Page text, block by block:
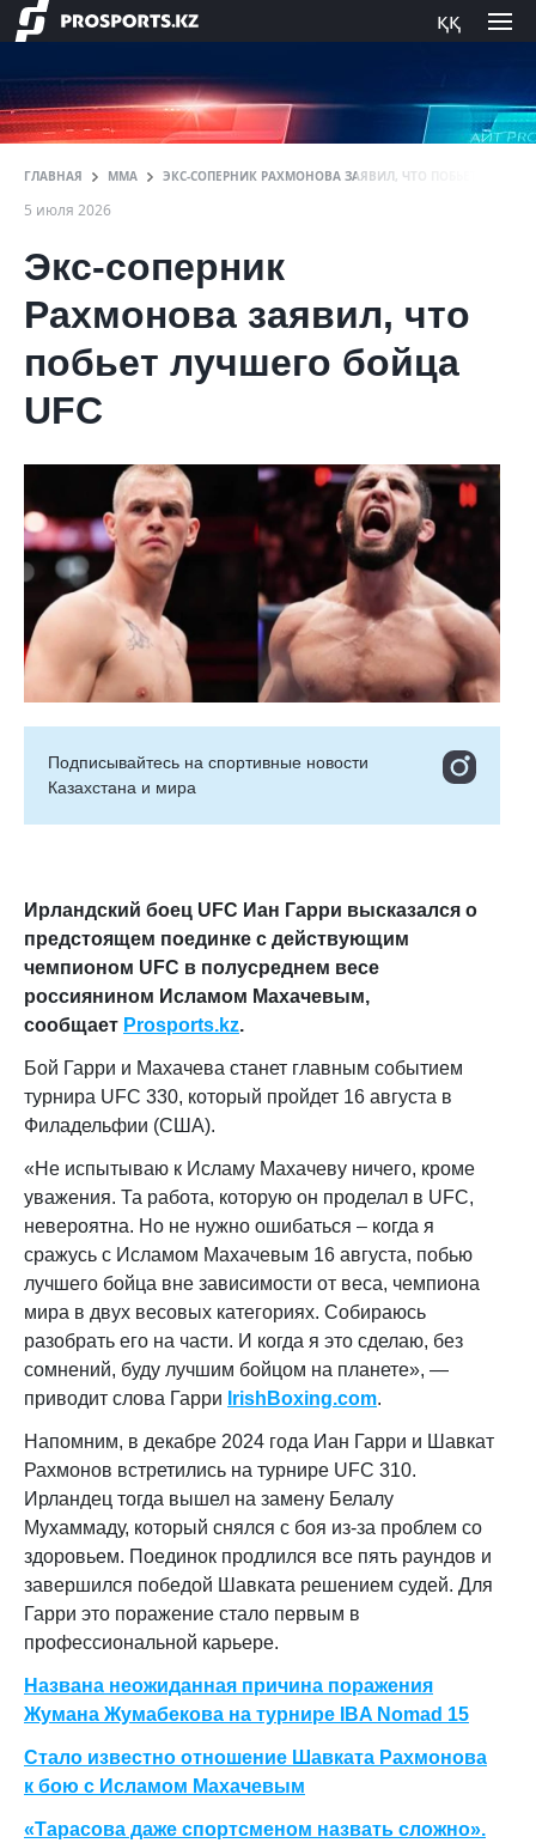
ққ
ГЛАВНАЯ ММА ЭКС-СОПЕРНИК РАХМОНОВА ЗАЯВИЛ, ЧТО ПОБЬЕТ
5 июля 2026
Экс-соперник
Рахмонова заявил, что
побьет лучшего бойца
UFC
Подписывайтесь на cпортивные новости
Казахстана и мира
Ирландский боец UFC Иан Гарри высказался о
предстоящем поединке с действующим
чемпионом UFC в полусреднем весе
россиянином Исламом Махачевым,
сообщает Prosports.kz.
Бой Гарри и Махачева станет главным событием
турнира UFC 330, который пройдет 16 августа в
Филадельфии (США).
«Не испытываю к Исламу Махачеву ничего, кроме
уважения. Та работа, которую он проделал в UFC,
невероятна. Но не нужно ошибаться – когда я
сражусь с Исламом Махачевым 16 августа, побью
лучшего бойца вне зависимости от веса, чемпиона
мира в двух весовых категориях. Собираюсь
разобрать его на части. И когда я это сделаю, без
сомнений, буду лучшим бойцом на планете», —
приводит слова Гарри IrishBoxing.com.
Напомним, в декабре 2024 года Иан Гарри и Шавкат
Рахмонов встретились на турнире UFC 310.
Ирландец тогда вышел на замену Белалу
Мухаммаду, который снялся с боя из-за проблем со
здоровьем. Поединок продлился все пять раундов и
завершился победой Шавката решением судей. Для
Гарри это поражение стало первым в
профессиональной карьере.
Названа неожиданная причина поражения
Жумана Жумабекова на турнире IBA Nomad 15
Стало известно отношение Шавката Рахмонова
к бою с Исламом Махачевым
«Тарасова даже спортсменом назвать сложно».